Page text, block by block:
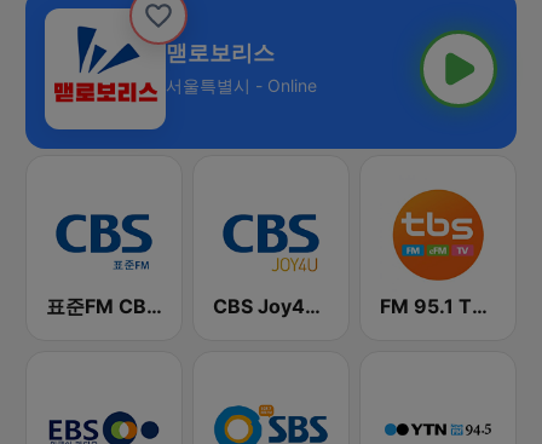
맫로보리스
서울특별시 - Online
표준FM CBS 라디오 (Standard FM) CBS Joy4U-CBS 라디오 FM 95.1 TBS fm